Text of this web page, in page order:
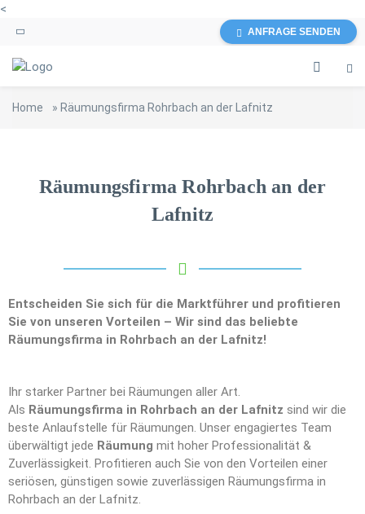
<
ANFRAGE SENDEN
Home » Räumungsfirma Rohrbach an der Lafnitz
Räumungsfirma Rohrbach an der
Lafnitz
Entscheiden Sie sich für die Marktführer und profitieren
Sie von unseren Vorteilen – Wir sind das beliebte
Räumungsfirma in Rohrbach an der Lafnitz!
Ihr starker Partner bei Räumungen aller Art.
Als Räumungsfirma in Rohrbach an der Lafnitz sind wir die
beste Anlaufstelle für Räumungen. Unser engagiertes Team
überwältigt jede Räumung mit hoher Professionalität &
Zuverlässigkeit. Profitieren auch Sie von den Vorteilen einer
seriösen, günstigen sowie zuverlässigen Räumungsfirma in
Rohrbach an der Lafnitz.